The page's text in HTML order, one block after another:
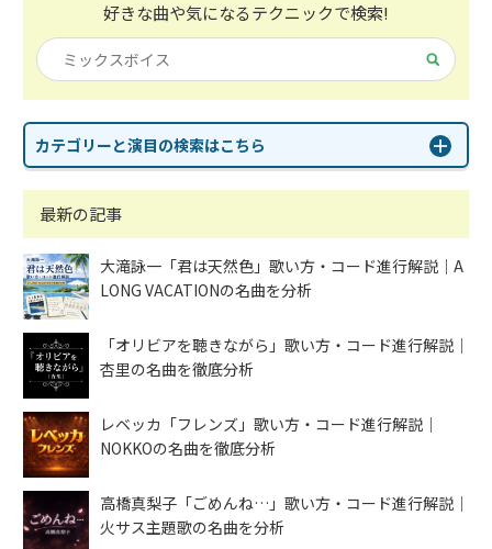
最新の記事
大滝詠一「君は天然色」歌い方・コード進行解説｜A
LONG VACATIONの名曲を分析
「オリビアを聴きながら」歌い方・コード進行解説｜
杏里の名曲を徹底分析
レベッカ「フレンズ」歌い方・コード進行解説｜
NOKKOの名曲を徹底分析
高橋真梨子「ごめんね…」歌い方・コード進行解説｜
火サス主題歌の名曲を分析
好きな曲や気になるテクニックで検索!
カテゴリーと演目の検索はこちら